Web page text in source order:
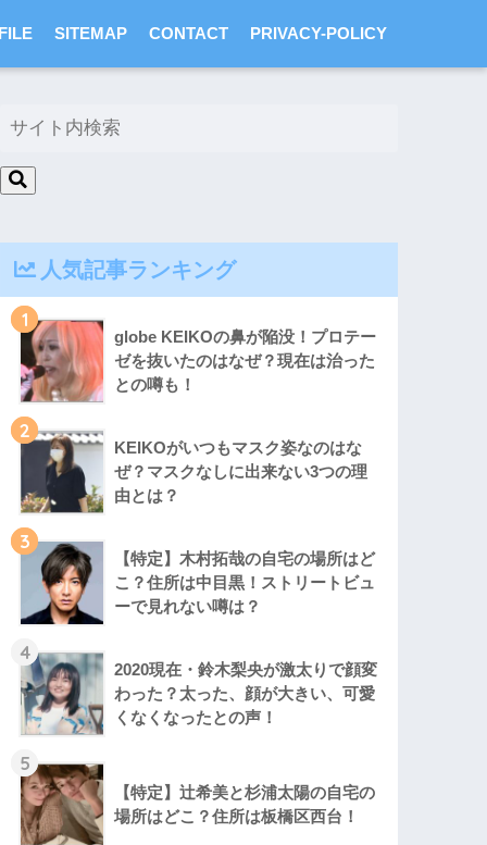
SITEMAP CONTACT PRIVACY-POLICY
人気記事ランキング
1
globe KEIKOの鼻が陥没！プロテー
ゼを抜いたのはなぜ？現在は治った
との噂も！
2
KEIKOがいつもマスク姿なのはな
ぜ？マスクなしに出来ない3つの理
由とは？
3
【特定】木村拓哉の自宅の場所はど
こ？住所は中目黒！ストリートビュ
ーで見れない噂は？
4
2020現在・鈴木梨央が激太りで顔変
わった？太った、顔が大きい、可愛
くなくなったとの声！
5
【特定】辻希美と杉浦太陽の自宅の
場所はどこ？住所は板橋区西台！